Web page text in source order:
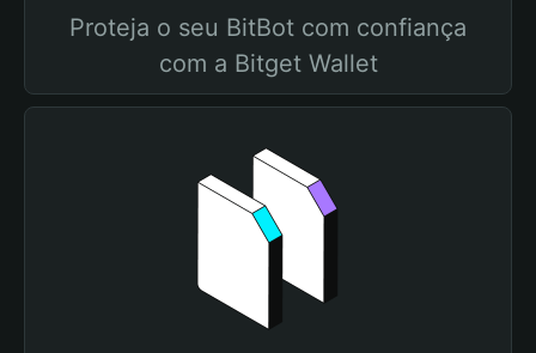
Proteja o seu BitBot com confiança
com a Bitget Wallet